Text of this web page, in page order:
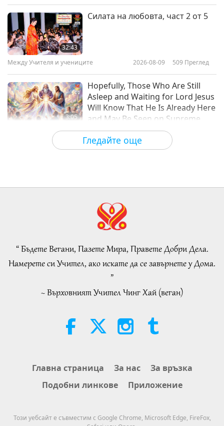
31:17
Гледайте още
32:43
Силата на любовта, част 2 от 5
Между Учителя и учениците 2026-08-09 509 Преглед
3:05
Hopefully, Those Who Are Still
Asleep and Waiting for Lord Jesus
Will Know That He Is Already Here
and May Be Seen on Supreme
Master Television
Важните Новини 2026-08-08
3:40
4:58
VEG TREND NEWS FROM
June 2026 - Part 2 of 2
2026-08-08 Преглед
38:08
Силата на любовта, част 1 от 5
There Is No Need to Be Afraid of
Negative Power When We Are
Using Supreme Master TV Max
Negative Entity
“ Бъдете Вегани, Пазете Мира, Правете Добри Дела.
Намерете си Учител, ако искате да се завърнете у Дома.
”
~ Върховният Учител Чинг Хай (веган)
Главна страница За нас
За връзка
Подобни линкове
Приложение
Този уебсайт е съвместим с Google Chrome, Microsoft Edge, FireFox,